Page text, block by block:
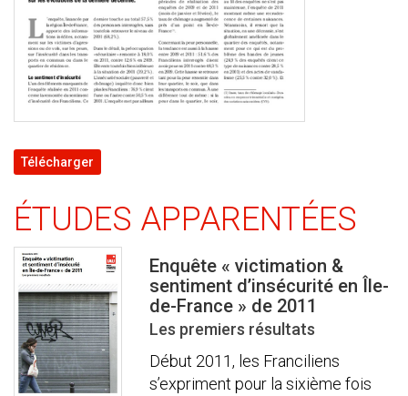
Télécharger
ÉTUDES APPARENTÉES
Enquête « victimation &
sentiment d’insécurité en Île-
de-France » de 2011
Les premiers résultats
Début 2011, les Franciliens
s’expriment pour la sixième fois